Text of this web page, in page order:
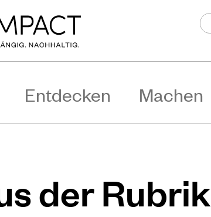
Entdecken Machen
der Rubrik